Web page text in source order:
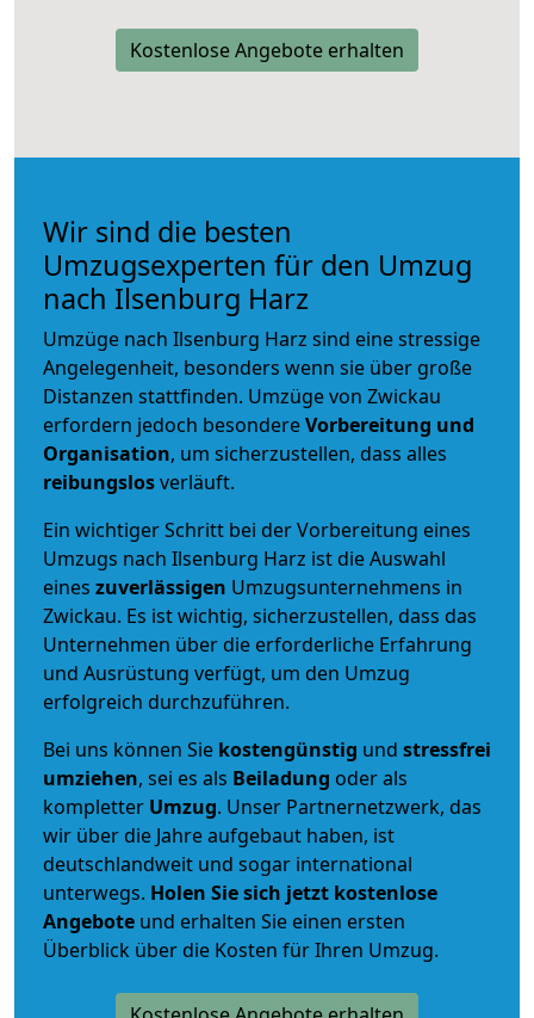
Kostenlose Angebote erhalten
Wir sind die besten
Umzugsexperten für den Umzug
nach Ilsenburg Harz
Umzüge nach Ilsenburg Harz sind eine stressige
Angelegenheit, besonders wenn sie über große
Distanzen stattfinden. Umzüge von Zwickau
erfordern jedoch besondereVorbereitung und
Organisation, um sicherzustellen, dass alles
reibungslosverläuft.
Ein wichtiger Schritt bei der Vorbereitung eines
Umzugs nach Ilsenburg Harz ist die Auswahl
eines zuverlässigen Umzugsunternehmens in
Zwickau. Es ist wichtig, sicherzustellen, dass das
Unternehmen über die erforderliche Erfahrung
und Ausrüstung verfügt, um den Umzug
erfolgreich durchzuführen.
Bei uns können Sie kostengünstig und stressfrei
umziehen, sei es als Beiladung oder als
kompletter Umzug. Unser Partnernetzwerk, das
wir über die Jahre aufgebaut haben, ist
deutschlandweit und sogar international
unterwegs. Holen Sie sich jetzt kostenlose
Angebote und erhalten Sie einen ersten
Überblick über die Kosten für Ihren Umzug.